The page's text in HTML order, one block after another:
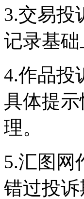
3.交易投
记录基
4.作品投
具体提
理。
5.汇图网
错过投